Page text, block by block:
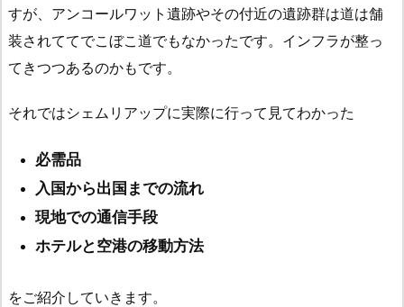
すが、アンコールワット遺跡やその付近の遺跡群は道は舗
装されててでこぼこ道でもなかったです。インフラが整っ
てきつつあるのかもです。
それではシェムリアップに実際に行って見てわかった
必需品
入国から出国までの流れ
現地での通信手段
ホテルと空港の移動方法
をご紹介していきます。